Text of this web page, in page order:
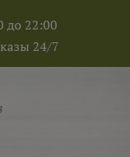
до 22:00
24/7